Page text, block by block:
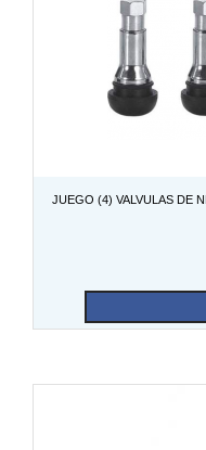
JUEGO (4) VALVULAS DE